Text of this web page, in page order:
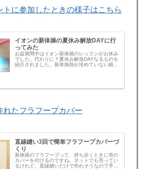
トに参加したときの様子はこちら
イオンの新体操の夏休み解放DAYに行
ってみた
お盆期間中はイオン新体操のレッスンがお休み
でした。代わりに？夏休み解放DAYなるものを
紹介されました。新体操熱が冷めていない娘と
れたフラフープカバー
直線縫い3回で簡単フラフープカバーづ
くり
新体操のフラフープって、持ち歩くときに布の
カバーを付けるのですね。ネットでも売ってい
るけれど、直線縫いだけで作れそうなので手作